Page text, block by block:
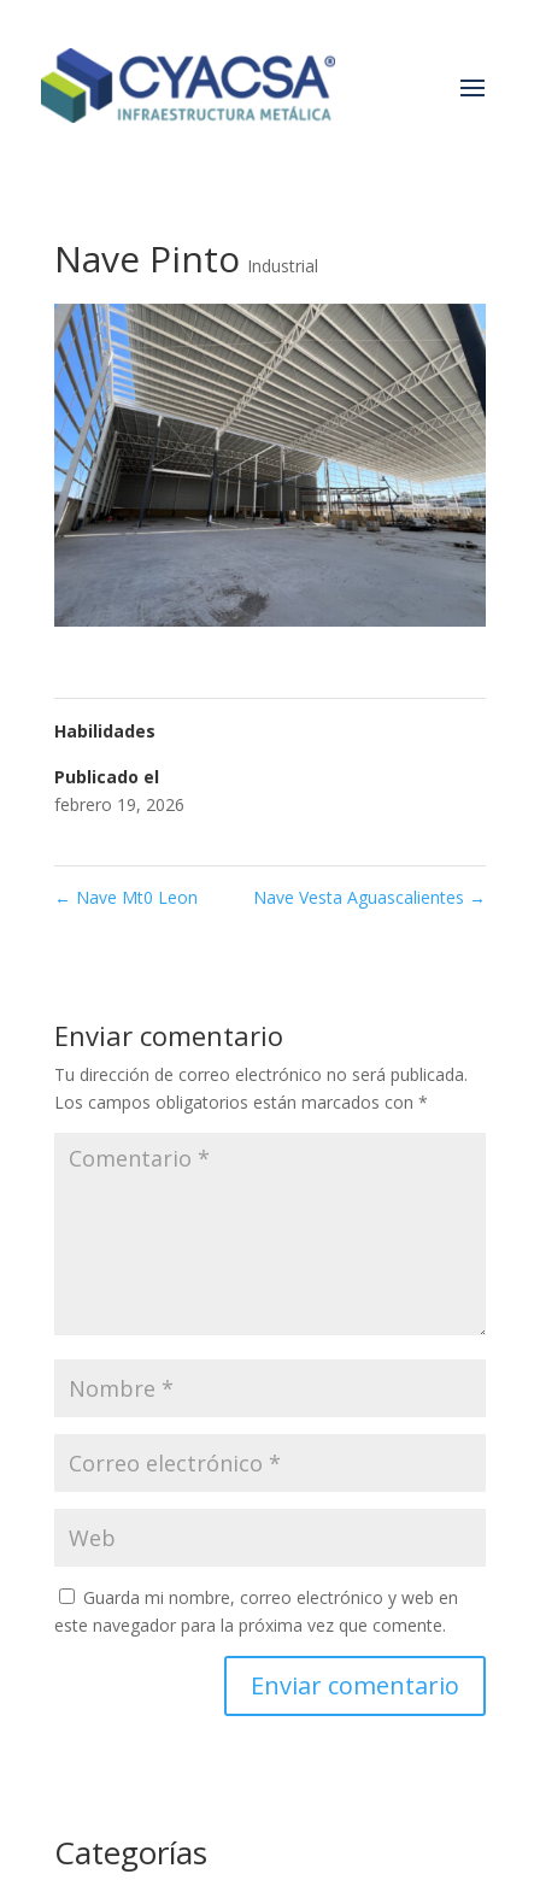
Nave Pinto Industrial
Habilidades
Publicado el
febrero 19, 2026
← Nave Mt0 Leon Nave Vesta Aguascalientes →
Enviar comentario
Tu dirección de correo electrónico no será publicada.
Los campos obligatorios están marcados con *
Guarda mi nombre, correo electrónico y web en
este navegador para la próxima vez que comente.
Categorías